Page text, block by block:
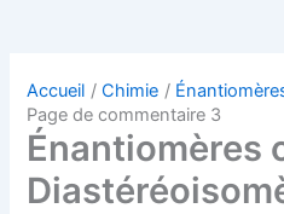
Accueil Chimie
Page de commentaire 3
Énantiomères